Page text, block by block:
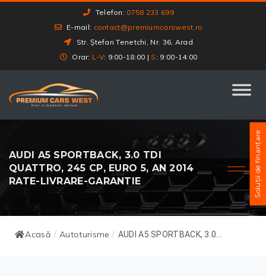
Telefon: 0758 233 699
E-mail: contact@premiumcarswest.ro
Str. Ștefan Tenetchi, Nr. 36, Arad
Orar: L-V: 9:00-18:00 | S : 9:00-14:00
AUDI A5 SPORTBACK, 3.0 TDI
QUATTRO, 245 CP, EURO 5, AN 2014
RATE-LIVRARE-GARANTIE
Acasă / Autoturisme / AUDI A5 SPORTBACK, 3.0...
Soluții de finanțare